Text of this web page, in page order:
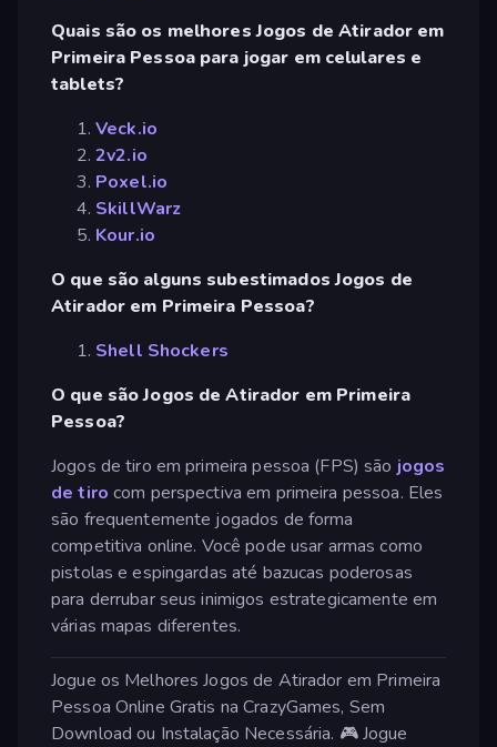
Quais são os melhores Jogos de Atirador em
Primeira Pessoa para jogar em celulares e
tablets?
Veck.io
2v2.io
Poxel.io
SkillWarz
Kour.io
O que são alguns subestimados Jogos de
Atirador em Primeira Pessoa?
Shell Shockers
O que são Jogos de Atirador em Primeira
Pessoa?
Jogos de tiro em primeira pessoa (FPS) são jogos
de tiro com perspectiva em primeira pessoa. Eles
são frequentemente jogados de forma
competitiva online. Você pode usar armas como
pistolas e espingardas até bazucas poderosas
para derrubar seus inimigos estrategicamente em
várias mapas diferentes.
Jogue os Melhores Jogos de Atirador em Primeira
Pessoa Online Gratis na CrazyGames, Sem
Download ou Instalação Necessária. 🎮 Jogue